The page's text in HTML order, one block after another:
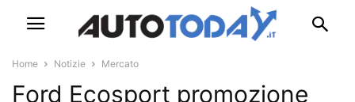
Home Notizie Mercato
Ford Ecosport promozione